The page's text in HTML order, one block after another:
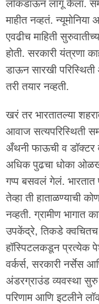
लॉकडाऊन लागू केला.
माहीत नव्हतं.
एवढीच माहिती
होती. सरकारी यंत्रणा
डाऊन सारखी
तरी तयार नव्हती.
खरं तर भारतातल्या
आवाज सत्यपरिस्थिती
अँथनी फाऊची व डॉक्टर
अधिक पुढचा धोका
गप्प बसवलं गेलं. भारतात
तेव्हा ती हाताळण्याची
नव्हती. ग्रामीण भागात
उपकेंद्रे, तिकडे क्वचितच
हॉस्पिटलकडून प्रत्येक
वर्कर्स, सरकारी नर्सेस
अंडरग्राउंड व्यवस्था सुरु
परिणाम आणि इटलीने